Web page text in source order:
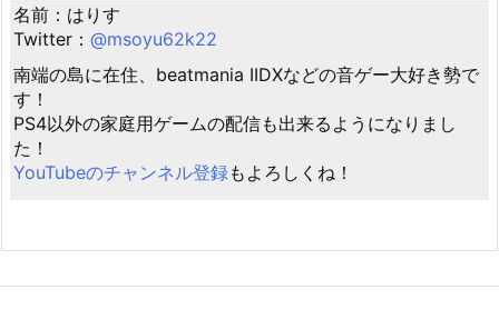
名前：はりす
Twitter： @msoyu62k22
南端の島に在住、beatmania IIDXなどの音ゲー大好き勢で
す！
PS4以外の家庭用ゲームの配信も出来るようになりまし
た！
YouTubeのチャンネル登録もよろしくね！